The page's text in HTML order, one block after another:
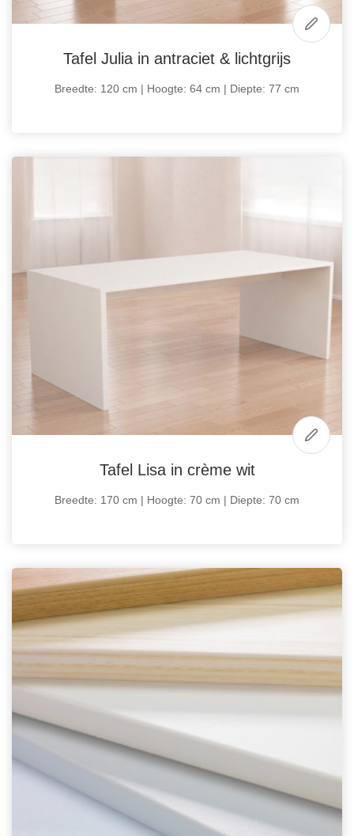
Tafel Julia in antraciet & lichtgrijs
Breedte: 120 cm | Hoogte: 64 cm | Diepte: 77 cm
Tafel Lisa in crème wit
Breedte: 170 cm | Hoogte: 70 cm | Diepte: 70 cm